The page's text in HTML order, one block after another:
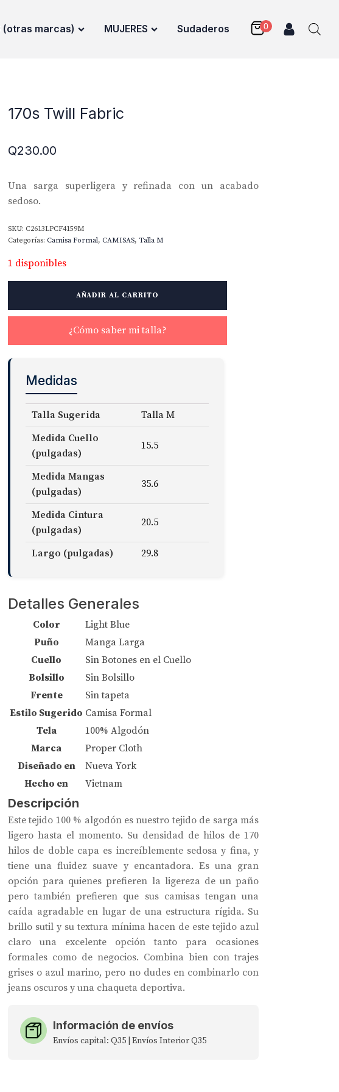
(otras marcas) MUJERES Sudaderos
170s Twill Fabric
Q230.00
Una sarga superligera y refinada con un acabado
sedoso.
SKU: C2613LPCF4159M
Categorías: Camisa Formal, CAMISAS, Talla M
1 disponibles
Fabric
AÑADIR AL CARRITO
¿Cómo saber mi talla?
Medidas
Talla Sugerida
Talla M
Medida Cuello
(pulgadas)
15.5
Medida Mangas
(pulgadas)
35.6
Medida Cintura
(pulgadas)
20.5
Largo (pulgadas) 29.8
Detalles Generales
Color
Light Blue
Puño
Manga Larga
Cuello
Sin Botones en el Cuello
Bolsillo
Sin Bolsillo
Frente
Sin tapeta
Estilo Sugerido Camisa Formal
Tela
100% Algodón
Marca
Proper Cloth
Diseñado en
Nueva York
Hecho en
Vietnam
Descripción
Este tejido 100 % algodón es nuestro tejido de sarga más
ligero hasta el momento. Su densidad de hilos de 170
hilos de doble capa es increíblemente sedosa y fina, y
tiene una fluidez suave y encantadora. Es una gran
opción para quienes prefieren la ligereza de un paño
pero también prefieren que sus camisas tengan una
caída agradable en lugar de una estructura rígida. Su
brillo sutil y su textura mínima hacen de este tejido azul
claro una excelente opción tanto para ocasiones
formales como de negocios. Combina bien con trajes
grises o azul marino, pero no dudes en combinarlo con
jeans oscuros y una chaqueta deportiva.
Información de envíos
Envíos capital: Q35 | Envíos Interior Q35